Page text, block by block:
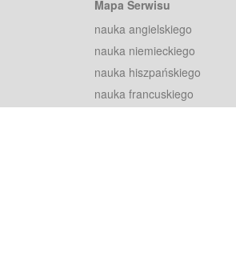
Mapa Serwisu
nauka angielskiego
nauka niemieckiego
nauka hiszpańskiego
nauka francuskiego